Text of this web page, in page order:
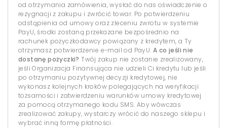
od otrzymania zamówienia, wysłać do nas oświadczenie o
rezygnacji z zakupu i zwrócić towar. Po potwierdzeniu
odstąpienia od umowy oraz zleceniu zwrotu w systemie
PayU, środki zostaną przekazane bezpośrednio na
rachunek pożyczkodawcy powiązany z kredytem, a Ty
otrzymasz potwierdzenie e-mail od PayU. A co jeśli nie
dostanę pożyczki? Twój zakup nie zostanie zrealizowany,
jeśli Organizacja Finansująca nie udzieli Ci kredytu lub jeśli
po otrzymaniu pozytywnej decyzji kredytowej, nie
wykonasz kolejnych kroków polegających na weryfikacji
tożsamości i zatwierdzeniu warunków umowy kredytowej
za pomocą otrzymanego kodu SMS. Aby wówczas
zrealizować zakupy, wystarczy wrócić do naszego sklepu i
wybrać inną formę płatności.